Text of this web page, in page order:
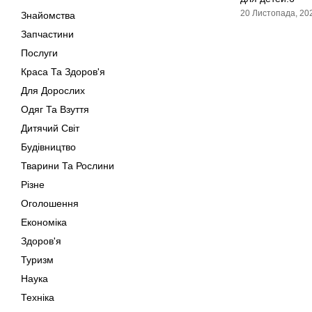
Знайомства
Запчастини
Послуги
Краса Та Здоров'я
Для Дорослих
Одяг Та Взуття
Дитячий Світ
Будівництво
Тварини Та Рослини
Різне
Оголошення
Економіка
Здоров'я
Туризм
Наука
Техніка
20 Листопада,